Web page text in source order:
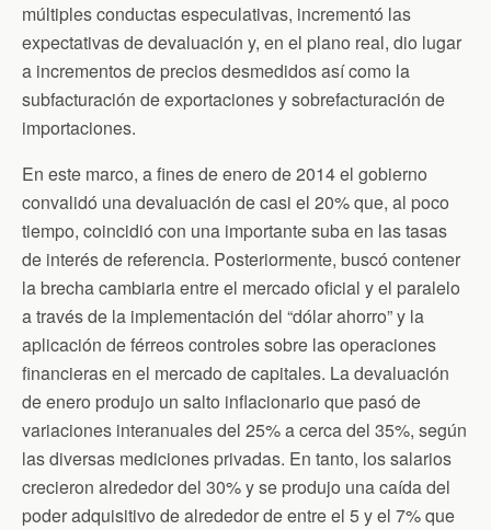
múltiples conductas especulativas, incrementó las
expectativas de devaluación y, en el plano real, dio lugar
a incrementos de precios desmedidos así como la
subfacturación de exportaciones y sobrefacturación de
importaciones.
En este marco, a fines de enero de 2014 el gobierno
convalidó una devaluación de casi el 20% que, al poco
tiempo, coincidió con una importante suba en las tasas
de interés de referencia. Posteriormente, buscó contener
la brecha cambiaria entre el mercado oficial y el paralelo
a través de la implementación del “dólar ahorro” y la
aplicación de férreos controles sobre las operaciones
financieras en el mercado de capitales. La devaluación
de enero produjo un salto inflacionario que pasó de
variaciones interanuales del 25% a cerca del 35%, según
las diversas mediciones privadas. En tanto, los salarios
crecieron alrededor del 30% y se produjo una caída del
poder adquisitivo de alrededor de entre el 5 y el 7% que